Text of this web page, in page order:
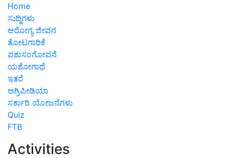
Home
ಸುದ್ದಿಗಳು
ಆರೋಗ್ಯ ಜೀವನ
ತೋಟಗಾರಿಕೆ
ಪಶುಸಂಗೋಪನೆ
ಯಶೋಗಾಥೆ
ಇತರೆ
ಅಗ್ರಿಪೀಡಿಯಾ
ಸರ್ಕಾರಿ ಯೋಜನೆಗಳು
Quiz
FTB
Activities